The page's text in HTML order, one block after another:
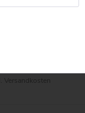
Versandkosten